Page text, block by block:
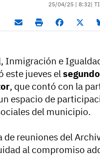
25/04/25 | 8:32|
Inmigración e
este jueves el
, que contó con la
espacio de
del municipio.
de reuniones del
al compromiso